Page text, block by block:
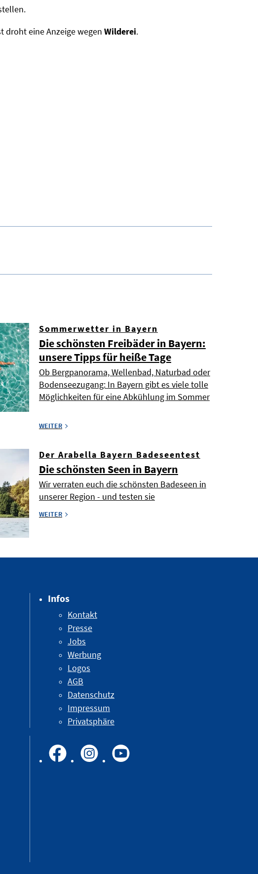
droht eine Anzeige wegen Wilderei.
Sommerwetter in Bayern
Die schönsten Freibäder in Bayern:
unsere Tipps für heiße Tage
Ob Bergpanorama, Wellenbad, Naturbad oder
Bodenseezugang: In Bayern gibt es viele tolle
Möglichkeiten für eine Abkühlung im Sommer
WEITER
Der Arabella Bayern Badeseentest
Die schönsten Seen in Bayern
Wir verraten euch die schönsten Badeseen in
unserer Region - und testen sie
WEITER
Infos
Kontakt
Presse
Jobs
Werbung
Logos
AGB
Datenschutz
Impressum
Privatsphäre